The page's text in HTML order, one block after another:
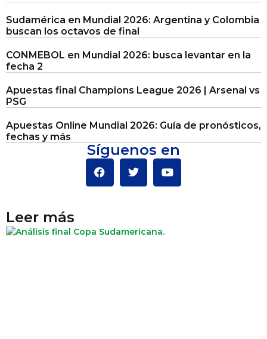
Sudamérica en Mundial 2026: Argentina y Colombia
buscan los octavos de final
CONMEBOL en Mundial 2026: busca levantar en la
fecha 2
Apuestas final Champions League 2026 | Arsenal vs
PSG
Apuestas Online Mundial 2026: Guía de pronósticos,
fechas y más
Síguenos en
Leer más